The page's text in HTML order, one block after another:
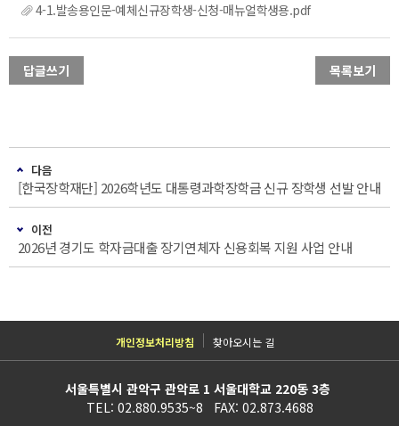
4-1.발송용인문-예체신규장학생-신청-매뉴얼학생용.pdf
답글쓰기 목록보기
다음
[한국장학재단] 2026학년도 대통령과학장학금 신규 장학생 선발 안내
이전
2026년 경기도 학자금대출 장기연체자 신용회복 지원 사업 안내
개인정보처리방침 찾아오시는 길
서울특별시 관악구 관악로 1 서울대학교 220동 3층
TEL: 02.880.9535~8 FAX: 02.873.4688